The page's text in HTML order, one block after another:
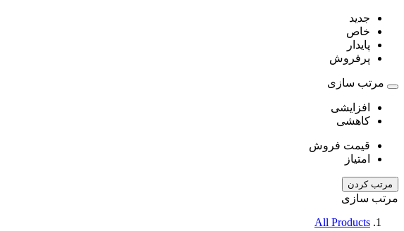
جدید
خاص
پایدار
پرفروش
مرتب سازی
افزایشی
کاهشی
قیمت فروش
امتیاز
مرتب کردن
مرتب سازی
All Products